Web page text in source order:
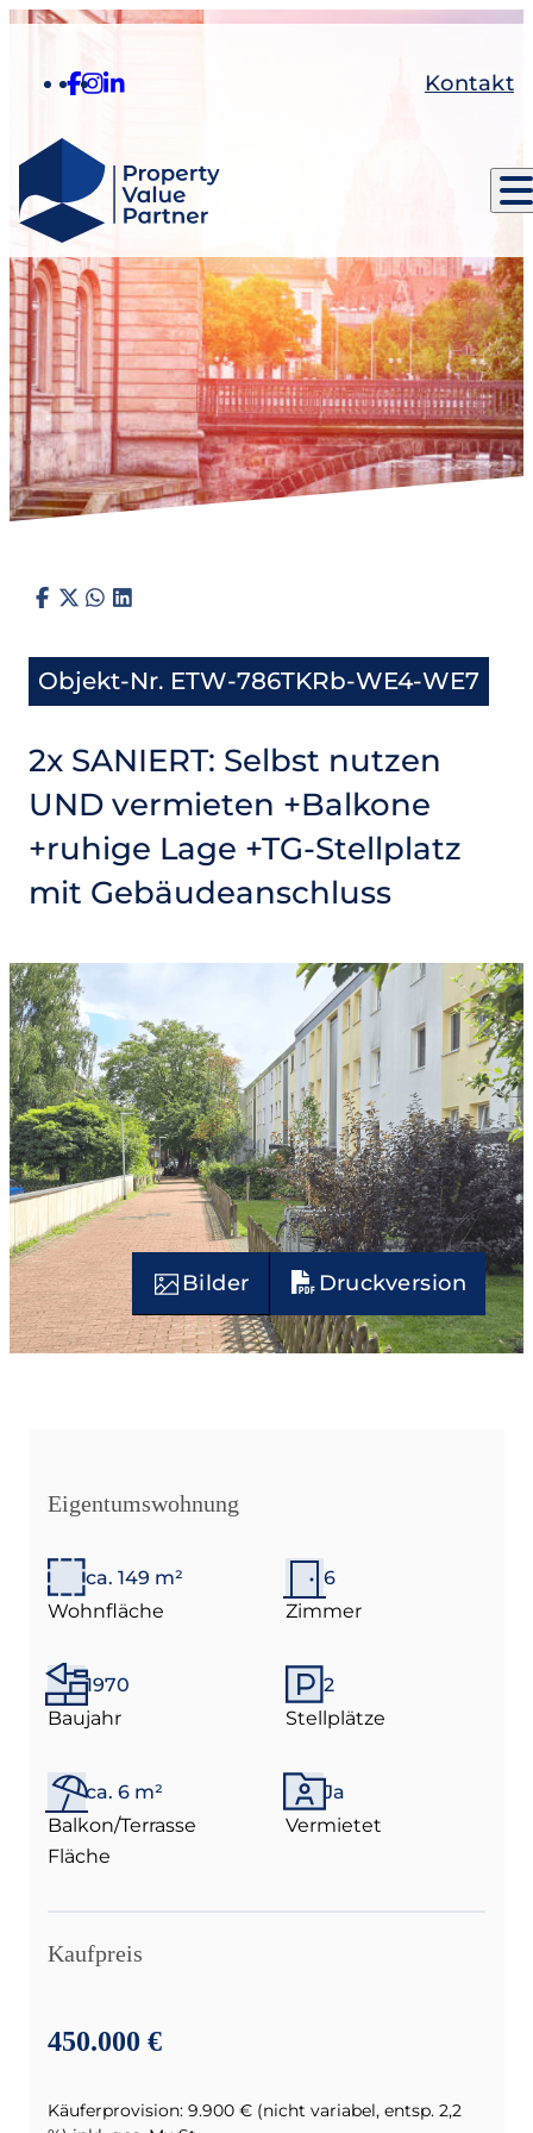
Kontakt
Objekt-Nr. ETW-786TKRb-WE4-WE7
2x SANIERT: Selbst nutzen
UND vermieten +Balkone
+ruhige Lage +TG-Stellplatz
mit Gebäudeanschluss
Bilder Druckversion
Eigentumswohnung
ca. 149 m²
Wohnfläche
6
Zimmer
1970
Baujahr
2
Stellplätze
ca. 6 m²
Balkon/Terrasse
Fläche
Ja
Vermietet
Kaufpreis
450.000 €
Käuferprovision: 9.900 € (nicht variabel, entsp. 2,2